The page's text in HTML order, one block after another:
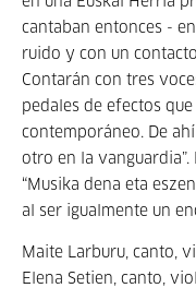
cantaban entonces -
ruido y con un
Contarán con tres
pedales de efectos
contemporáneo. De
otro en la vanguardia”.
“Musika dena eta
al ser igualmente un
Maite Larburu, canto,
Elena Setien, canto,